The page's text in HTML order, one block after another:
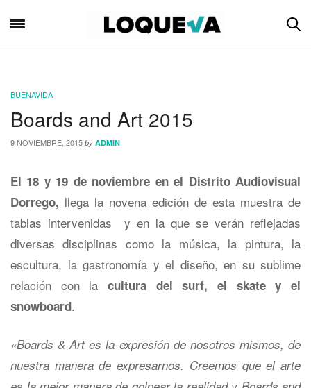
BUENAVIDA
Boards and Art 2015
9 NOVIEMBRE, 2015 by ADMIN
El 18 y 19 de noviembre en el Distrito Audiovisual
Dorrego, llega la novena edición de esta muestra de
tablas intervenidas y en la que se verán reflejadas
diversas disciplinas como la música, la pintura, la
escultura, la gastronomía y el diseño, en su sublime
relación con la cultura del surf, el skate y el
snowboard.
«Boards & Art es la expresión de nosotros mismos, de
nuestra manera de expresarnos. Creemos que el arte